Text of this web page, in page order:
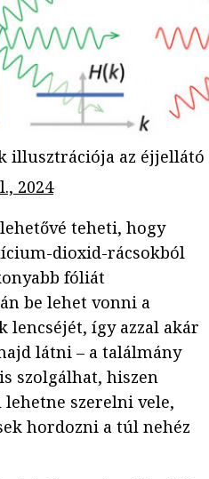
illusztrációja az
2024
teheti, hogy
dioxid-rácsokból
fóliát
be lehet vonni a
lencséjét, így azzal akár
látni – a találmány
szolgálhat, hiszen
szerelni vele,
hordozni a túl nehéz